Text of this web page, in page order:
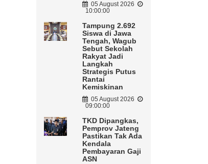
05 August 2026
10:00:00
Tampung 2.692
Siswa di Jawa
Tengah, Wagub
Sebut Sekolah
Rakyat Jadi
Langkah
Strategis Putus
Rantai
Kemiskinan
05 August 2026
09:00:00
TKD Dipangkas,
Pemprov Jateng
Pastikan Tak Ada
Kendala
Pembayaran Gaji
ASN